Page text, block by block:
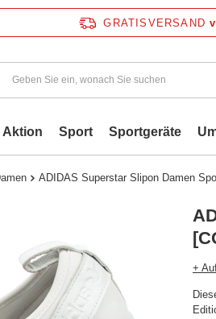
GRATISVERSAND
Aktion Sport Sportgeräte
ADIDAS Superstar Slipon Damen
+